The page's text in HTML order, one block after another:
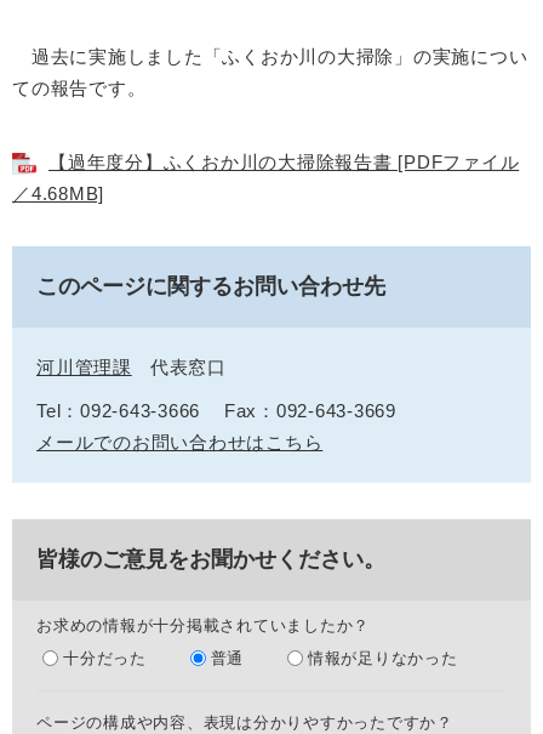
過去に実施しました「ふくおか川の大掃除」の実施につい
ての報告です。
【過年度分】ふくおか川の大掃除報告書 [PDFファイル
／4.68MB]
このページに関するお問い合わせ先
河川管理課 代表窓口
Tel：092-643-3666
Fax：092-643-3669
メールでのお問い合わせはこちら
皆様のご意見をお聞かせください。
お求めの情報が十分掲載されていましたか？
十分だった
普通 情報が足りなかった
ページの構成や内容、表現は分かりやすかったですか？